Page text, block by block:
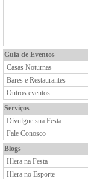
Guia de Eventos
Casas Noturnas
Bares e Restaurantes
Outros eventos
Serviços
Divulgue sua Festa
Fale Conosco
Blogs
Hlera na Festa
Hlera no Esporte